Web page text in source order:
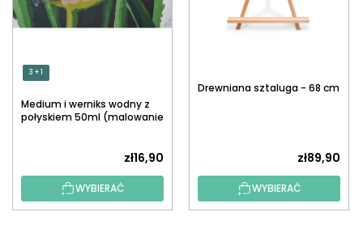
3 + 1
Medium i werniks wodny z
połyskiem 50ml (malowanie
zł16,90
WYBIERAĆ
Drewniana sztaluga - 68 cm
zł89,90
WYBIERAĆ